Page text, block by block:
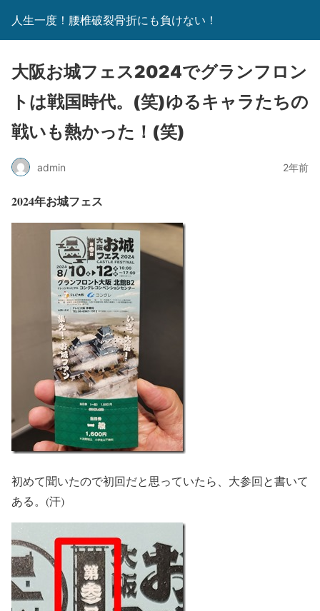
人生一度！腰椎破裂骨折にも負けない！
大阪お城フェス2024でグランフロン
トは戦国時代。(笑)ゆるキャラたちの
戦いも熱かった！(笑)
admin 2年前
2024年お城フェス
初めて聞いたので初回だと思っていたら、大参回と書いて
ある。(汗)